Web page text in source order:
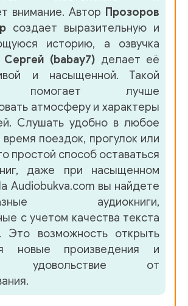
внимание. Автор Прозоров
создает выразительную и
историю, а озвучка
(babay7) делает её
и насыщенной. Такой
помогает лучше
атмосферу и характеры
Слушать удобно в любое
поездок, прогулок или
простой способ оставаться
даже при насыщенном
Audiobukva.com вы найдете
аудиокниги,
с учетом качества текста
Это возможность открыть
новые произведения и
удовольствие от